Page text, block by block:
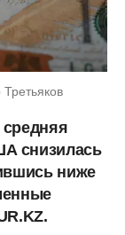
средняя
снизилась
ниже